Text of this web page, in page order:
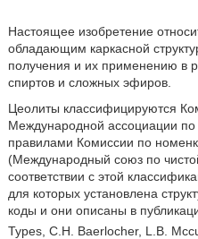
Настоящее изобретение
обладающим каркасной
получения и их применению в
спиртов и сложных эфиров.
Цеолиты классифицируются
Международной ассоциации по
правилами Комиссии по
(Международный союз по
соответствии с этой
для которых установлена
коды и они описаны в
Types, C.H. Baerlocher, L.B.